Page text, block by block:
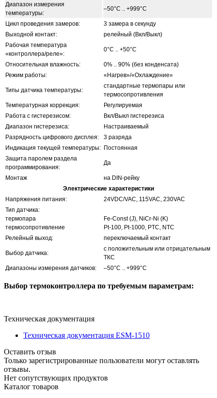
Диапазон измерения
температуры:
–50°С .. +999°С
Цикл проведения замеров:
3 замера в секунду
Выходной контакт:
релейный (Вкл/Выкл)
Рабочая температура
«контроллера/реле»:
0°С .. +50°С
Относительная влажность:
0% .. 90% (без конденсата)
Режим работы:
«Нагрев»/«Охлаждение»
Типы датчика температуры:
стандартные термопары или
термосопротивления
Температурная коррекция:
Регулируемая
Работа с гистерезисом:
Вкл/Выкл гистерезиса
Диапазон гистерезиса:
Настраиваемый
Разрядность цифрового дисплея:
3 разряда
Индикация текущей температуры: Постоянная
Защита паролем раздела
программирования:
Да
Монтаж
на DIN-рейку
Электрические характеристики
Напряжения питания:
24VDC/VAC, 115VAC, 230VAC
Тип датчика:
термопара
термосопротивление
Fe-Const (J), NiCr-Ni (K)
Pt-100, Pt-1000, PTC, NTC
Релейный выход:
переключаемый контакт
Выбор датчика:
с положительным или отрицательным
ТКС
Диапазоны измерения датчиков:
–50°С .. +999°С
Выбор термоконтроллера по требуемым параметрам:
Техническая документация
Техническая документация ESM-1510
Оставить отзыв
Только зарегистрированные пользователи могут оставлять
отзывы.
Нет сопутствующих продуктов
Каталог товаров